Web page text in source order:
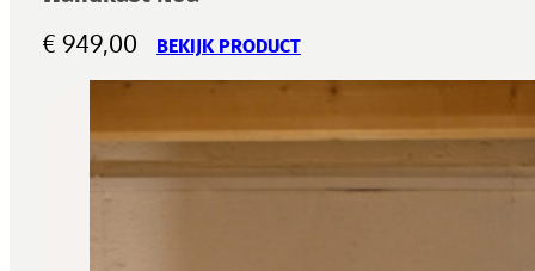
€ 949,00 BEKIJK PRODUCT